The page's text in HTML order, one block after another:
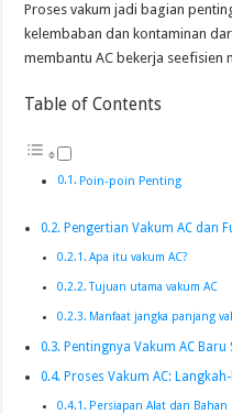
Proses vakum jadi bagian
kelembaban dan kontaminan
membantu AC bekerja seefisien
Table of Contents
Poin-poin Penting
Pengertian Vakum AC dan
Apa itu vakum AC?
Tujuan utama vakum AC
Manfaat jangka panjang
Pentingnya Vakum AC
Proses Vakum AC:
Persiapan Alat dan Bahan